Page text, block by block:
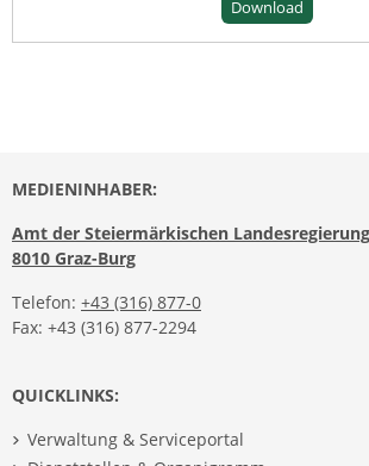
Download
MEDIENINHABER:
Amt der Steiermärkischen Landesregierung
8010 Graz-Burg
Telefon: +43 (316) 877-0
Fax: +43 (316) 877-2294
QUICKLINKS:
Verwaltung & Serviceportal